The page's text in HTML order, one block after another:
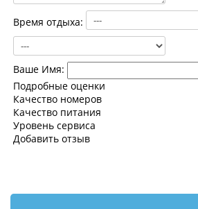
Время отдыха:
Ваше Имя:
Подробные оценки
Качество номеров
Качество питания
Уровень сервиса
Добавить отзыв